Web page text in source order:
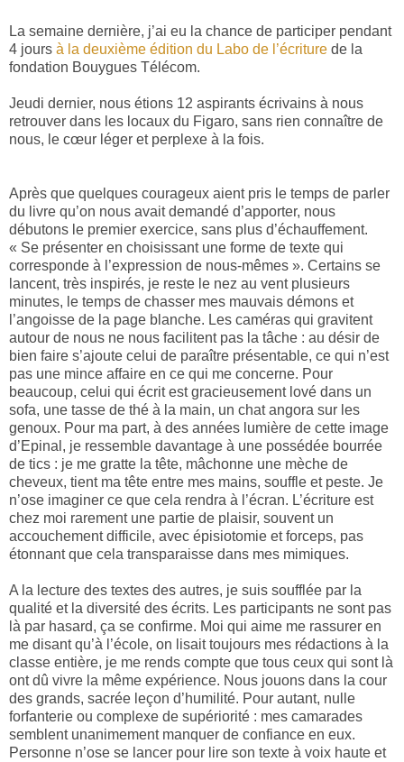
La semaine dernière, j’ai eu la chance de participer pendant
4 jours à la deuxième édition du Labo de l’écriture de la
fondation Bouygues Télécom.
Jeudi dernier, nous étions 12 aspirants écrivains à nous
retrouver dans les locaux du Figaro, sans rien connaître de
nous, le cœur léger et perplexe à la fois.
Après que quelques courageux aient pris le temps de parler
du livre qu’on nous avait demandé d’apporter, nous
débutons le premier exercice, sans plus d’échauffement.
« Se présenter en choisissant une forme de texte qui
corresponde à l’expression de nous-mêmes ». Certains se
lancent, très inspirés, je reste le nez au vent plusieurs
minutes, le temps de chasser mes mauvais démons et
l’angoisse de la page blanche. Les caméras qui gravitent
autour de nous ne nous facilitent pas la tâche : au désir de
bien faire s’ajoute celui de paraître présentable, ce qui n’est
pas une mince affaire en ce qui me concerne. Pour
beaucoup, celui qui écrit est gracieusement lové dans un
sofa, une tasse de thé à la main, un chat angora sur les
genoux. Pour ma part, à des années lumière de cette image
d’Epinal, je ressemble davantage à une possédée bourrée
de tics : je me gratte la tête, mâchonne une mèche de
cheveux, tient ma tête entre mes mains, souffle et peste. Je
n’ose imaginer ce que cela rendra à l’écran. L’écriture est
chez moi rarement une partie de plaisir, souvent un
accouchement difficile, avec épisiotomie et forceps, pas
étonnant que cela transparaisse dans mes mimiques.
A la lecture des textes des autres, je suis soufflée par la
qualité et la diversité des écrits. Les participants ne sont pas
là par hasard, ça se confirme. Moi qui aime me rassurer en
me disant qu’à l’école, on lisait toujours mes rédactions à la
classe entière, je me rends compte que tous ceux qui sont là
ont dû vivre la même expérience. Nous jouons dans la cour
des grands, sacrée leçon d’humilité. Pour autant, nulle
forfanterie ou complexe de supériorité : mes camarades
semblent unanimement manquer de confiance en eux.
Personne n’ose se lancer pour lire son texte à voix haute et